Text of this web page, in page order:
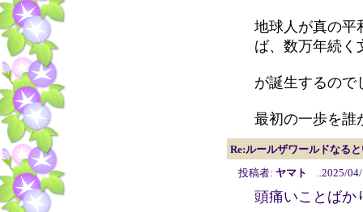
地球人が真の平
ば、数万年続く
が誕生するので
最初の一歩を誰
Re:ルールザワールドなる
投稿者: ヤマト ..2025/04/
頭痛いことばか